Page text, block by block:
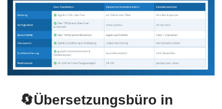
🔄Übersetzungsbüro in